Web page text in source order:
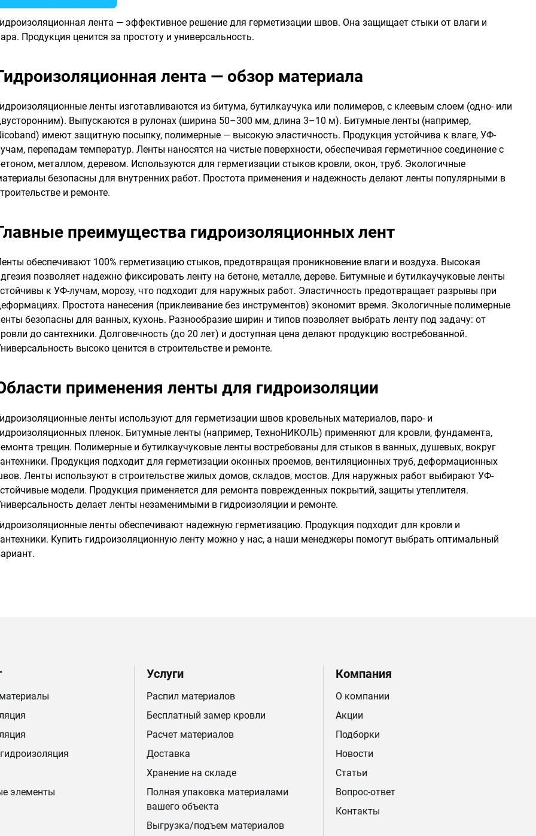
лента — эффективное решение для герметизации швов. Она защищает стыки от влаги и
Продукция ценится за простоту и универсальность.
лента — обзор материала
ленты изготавливаются из битума, бутилкаучука или полимеров, с клеевым слоем (одно- или
Выпускаются в рулонах (ширина 50–300 мм, длина 3–10 м). Битумные ленты (например,
имеют защитную посыпку, полимерные — высокую эластичность. Продукция устойчива к влаге, УФ-
перепадам температур. Ленты наносятся на чистые поверхности, обеспечивая герметичное соединение с
металлом, деревом. Используются для герметизации стыков кровли, окон, труб. Экологичные
безопасны для внутренних работ. Простота применения и надежность делают ленты популярными в
и ремонте.
преимущества гидроизоляционных лент
обеспечивают 100% герметизацию стыков, предотвращая проникновение влаги и воздуха. Высокая
позволяет надежно фиксировать ленту на бетоне, металле, дереве. Битумные и бутилкаучуковые ленты
к УФ-лучам, морозу, что подходит для наружных работ. Эластичность предотвращает разрывы при
Простота нанесения (приклеивание без инструментов) экономит время. Экологичные полимерные
безопасны для ванных, кухонь. Разнообразие ширин и типов позволяет выбрать ленту под задачу: от
до сантехники. Долговечность (до 20 лет) и доступная цена делают продукцию востребованной.
высоко ценится в строительстве и ремонте.
применения ленты для гидроизоляции
ленты используют для герметизации швов кровельных материалов, паро- и
пленок. Битумные ленты (например, ТехноНИКОЛЬ) применяют для кровли, фундамента,
трещин. Полимерные и бутилкаучуковые ленты востребованы для стыков в ванных, душевых, вокруг
Продукция подходит для герметизации оконных проемов, вентиляционных труб, деформационных
Ленты используют в строительстве жилых домов, складов, мостов. Для наружных работ выбирают УФ-
модели. Продукция применяется для ремонта поврежденных покрытий, защиты утеплителя.
делает ленты незаменимыми в гидроизоляции и ремонте.
ленты обеспечивают надежную герметизацию. Продукция подходит для кровли и
Купить гидроизоляционную ленту можно у нас, а наши менеджеры помогут выбрать оптимальный
элементы
Услуги
Распил материалов
Бесплатный замер кровли
Расчет материалов
Доставка
Хранение на складе
Полная упаковка материалами
вашего объекта
Выгрузка/подъем материалов
Компания
О компании
Акции
Подборки
Новости
Статьи
Вопрос-ответ
Контакты